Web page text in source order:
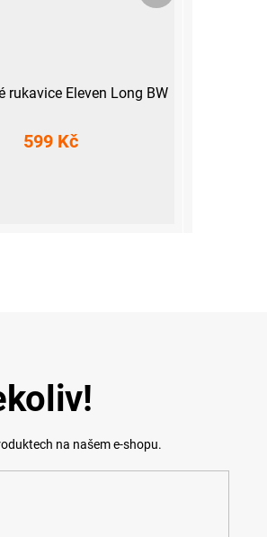
rukavice Eleven Long BW
599 Kč
na našem e-shopu.